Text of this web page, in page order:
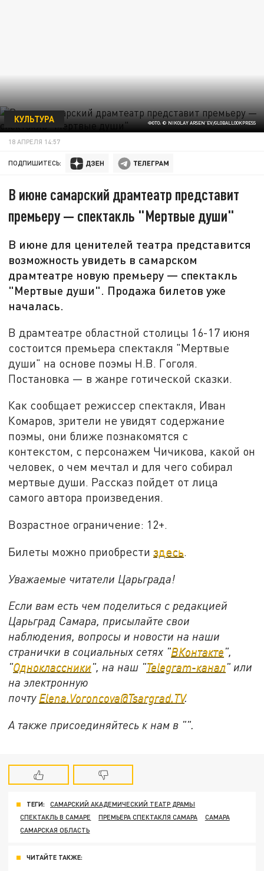
ФОТО: © NIKOLAY ARSEN'EV/GLOBALLOOKPRESS
КУЛЬТУРА
18 АПРЕЛЯ 14:57
ПОДПИШИТЕСЬ:
В июне самарский драмтеатр представит
премьеру — спектакль "Мертвые души"
В июне для ценителей театра представится
возможность увидеть в самарском
драмтеатре новую премьеру — спектакль
"Мертвые души". Продажа билетов уже
началась.
В драмтеатре областной столицы 16-17 июня
состоится премьера спектакля "Мертвые
души" на основе поэмы Н.В. Гоголя.
Постановка — в жанре готической сказки.
Как сообщает режиссер спектакля, Иван
Комаров, зрители не увидят содержание
поэмы, они ближе познакомятся с
контекстом, с персонажем Чичикова, какой он
человек, о чем мечтал и для чего собирал
мертвые души. Рассказ пойдет от лица
самого автора произведения.
Возрастное ограничение: 12+.
Билеты можно приобрестиздесь.
Уважаемые читатели Царьграда!
Если вам есть чем поделиться с редакцией
Царьград Самара, присылайте свои
наблюдения, вопросы и новости на наши
странички в социальных сетях "ВКонтакте",
"Одноклассники", на наш "Telegram-канал" или
на электронную
почту Elena.Voroncova@Tsargrad.TV.
А также присоединяйтесь к нам в "".
ТЕГИ:
САМАРСКИЙ АКАДЕМИЧЕСКИЙ ТЕАТР ДРАМЫ
СПЕКТАКЛЬ В САМАРЕ
ПРЕМЬЕРА СПЕКТАКЛЯ САМАРА
САМАРА
САМАРСКАЯ ОБЛАСТЬ
ЧИТАЙТЕ ТАКЖЕ: